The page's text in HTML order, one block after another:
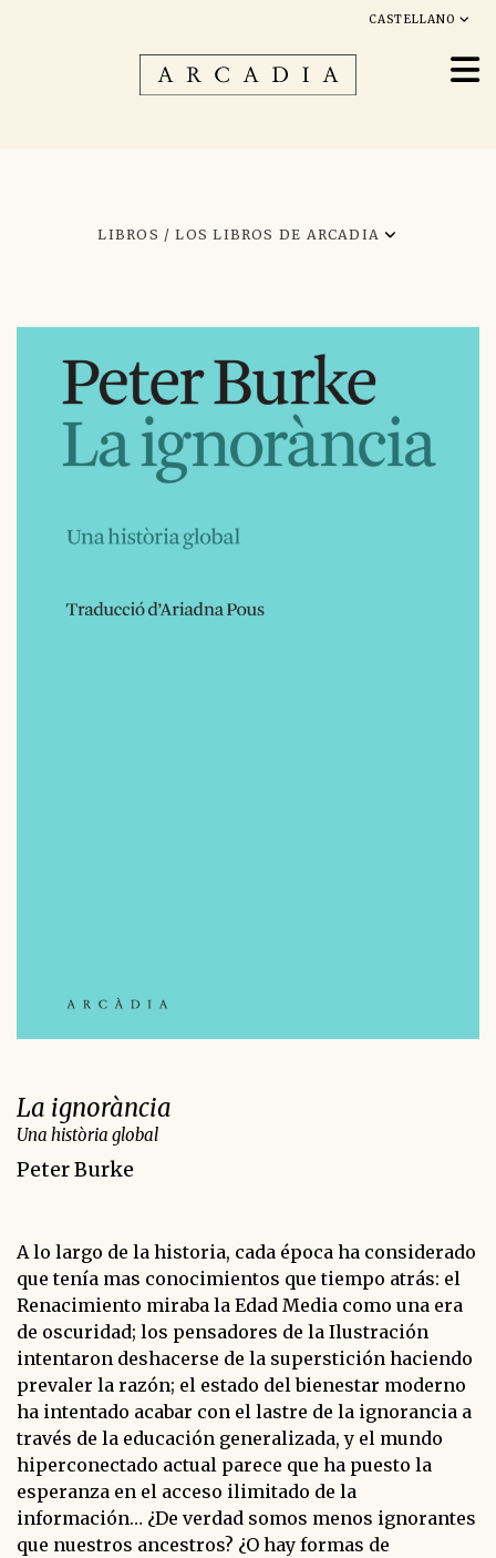
CASTELLANO
LIBROS / LOS LIBROS DE ARCADIA
La ignorància
Una història global
Peter Burke
A lo largo de la historia, cada época ha considerado
que tenía mas conocimientos que tiempo atrás: el
Renacimiento miraba la Edad Media como una era
de oscuridad; los pensadores de la Ilustración
intentaron deshacerse de la superstición haciendo
prevaler la razón; el estado del bienestar moderno
ha intentado acabar con el lastre de la ignorancia a
través de la educación generalizada, y el mundo
hiperconectado actual parece que ha puesto la
esperanza en el acceso ilimitado de la
información… ¿De verdad somos menos ignorantes
que nuestros ancestros? ¿O hay formas de